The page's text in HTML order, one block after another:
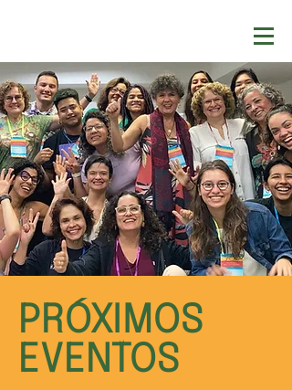
PRÓXIMOS
EVENTOS